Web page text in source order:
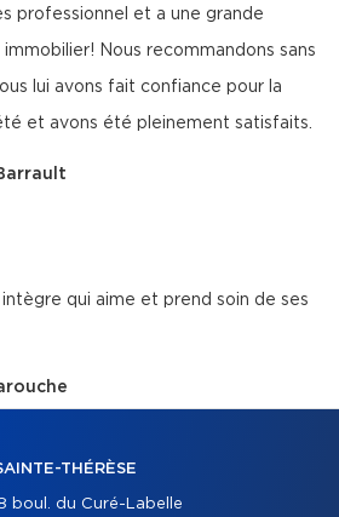
professionnel et a une grande
Nous recommandons sans
lui avons fait confiance pour la
et avons été pleinement satisfaits.
qui aime et prend soin de ses
THÉRÈSE
boul. du Curé-Labelle